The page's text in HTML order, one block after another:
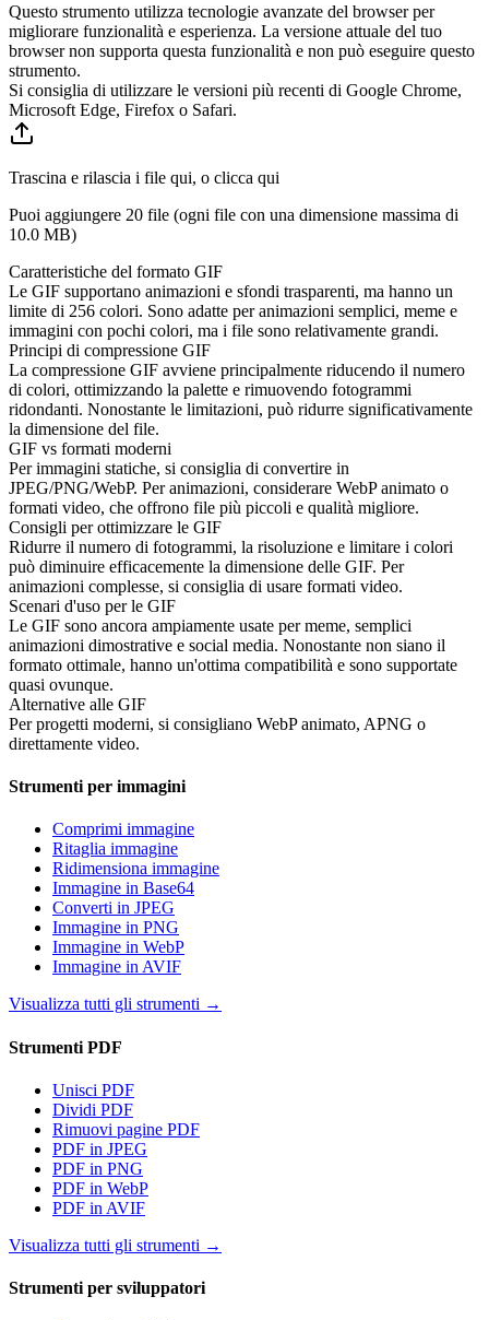
Questo strumento utilizza tecnologie avanzate del browser per
migliorare funzionalità e esperienza. La versione attuale del tuo
browser non supporta questa funzionalità e non può eseguire questo
strumento.
Si consiglia di utilizzare le versioni più recenti di Google Chrome,
Microsoft Edge, Firefox o Safari.
Trascina e rilascia i file qui, o clicca qui
Puoi aggiungere 20 file (ogni file con una dimensione massima di
10.0 MB)
Caratteristiche del formato GIF
Le GIF supportano animazioni e sfondi trasparenti, ma hanno un
limite di 256 colori. Sono adatte per animazioni semplici, meme e
immagini con pochi colori, ma i file sono relativamente grandi.
Principi di compressione GIF
La compressione GIF avviene principalmente riducendo il numero
di colori, ottimizzando la palette e rimuovendo fotogrammi
ridondanti. Nonostante le limitazioni, può ridurre significativamente
la dimensione del file.
GIF vs formati moderni
Per immagini statiche, si consiglia di convertire in
JPEG/PNG/WebP. Per animazioni, considerare WebP animato o
formati video, che offrono file più piccoli e qualità migliore.
Consigli per ottimizzare le GIF
Ridurre il numero di fotogrammi, la risoluzione e limitare i colori
può diminuire efficacemente la dimensione delle GIF. Per
animazioni complesse, si consiglia di usare formati video.
Scenari d'uso per le GIF
Le GIF sono ancora ampiamente usate per meme, semplici
animazioni dimostrative e social media. Nonostante non siano il
formato ottimale, hanno un'ottima compatibilità e sono supportate
quasi ovunque.
Alternative alle GIF
Per progetti moderni, si consigliano WebP animato, APNG o
direttamente video.
Strumenti per immagini
Comprimi immagine
Ritaglia immagine
Ridimensiona immagine
Immagine in Base64
Converti in JPEG
Immagine in PNG
Immagine in WebP
Immagine in AVIF
Visualizza tutti gli strumenti →
Strumenti PDF
Unisci PDF
Dividi PDF
Rimuovi pagine PDF
PDF in JPEG
PDF in PNG
PDF in WebP
PDF in AVIF
Visualizza tutti gli strumenti →
Strumenti per sviluppatori